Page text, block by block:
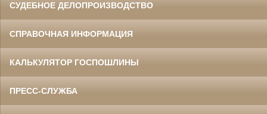
СУДЕБНОЕ ДЕЛОПРОИЗВОДСТВО
СПРАВОЧНАЯ ИНФОРМАЦИЯ
КАЛЬКУЛЯТОР ГОСПОШЛИНЫ
ПРЕСС-СЛУЖБА